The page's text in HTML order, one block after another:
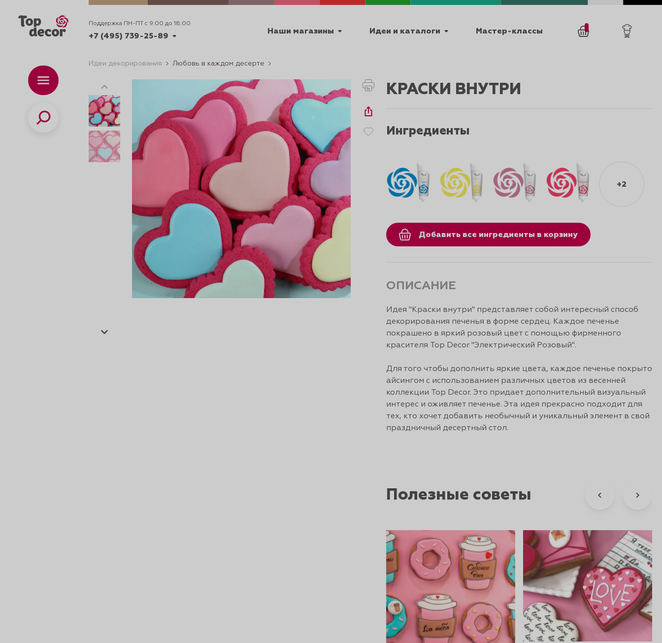
Поддержка ПН-ПТ с 9:00 до 18:00
+7 (495) 739-25-89
+7 (495) 739-62-70
Время работы
ПН-ПТ с 9:00 до 18:00
Наши магазины Идеи и каталоги
ИДЕИ
ДЕКОРИРОВАНИЯ
ТЕХНИЧЕСКИЕ
УРОКИ ПАСХА 2025 КАТАЛОГИ
Мастер-классы
Каталог
Поиск
Идеи декорирования Любовь в каждом десерте
КРАСКИ ВНУТРИ
Ингредиенты
+2
Добавить все ингредиенты в корзину
ОПИСАНИЕ
Идея "Краски внутри" представляет собой интересный способ
декорирования печенья в форме сердец. Каждое печенье
покрашено в яркий розовый цвет с помощью фирменного
красителя Top Decor "Электрический Розовый".
Для того чтобы дополнить яркие цвета, каждое печенье покрыто
айсингом с использованием различных цветов из весенней
коллекции Top Decor. Это придает дополнительный визуальный
интерес и оживляет печенье. Эта идея прекрасно подходит для
тех, кто хочет добавить необычный и уникальный элемент в свой
праздничный десертный стол.
Полезные советы